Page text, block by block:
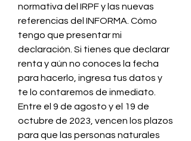
normativa del IRPF y las nuevas
referencias del INFORMA. Cómo
tengo que presentar mi
declaración. Si tienes que declarar
renta y aún no conoces la fecha
para hacerlo, ingresa tus datos y
te lo contaremos de inmediato.
Entre el 9 de agosto y el 19 de
octubre de 2023, vencen los plazos
para que las personas naturales